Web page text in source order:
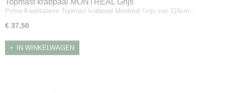
Topmast krabpaal MONTREAL Grijs
Prima Kwalitatieve Topmast krabpaal Montreal Grijs van 115cm…
€ 37,50
IN WINKELWAGEN